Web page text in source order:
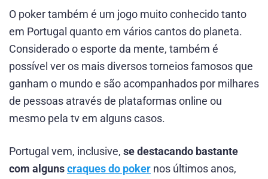
O poker também é um jogo muito conhecido tanto
em Portugal quanto em vários cantos do planeta.
Considerado o esporte da mente, também é
possível ver os mais diversos torneios famosos que
ganham o mundo e são acompanhados por milhares
de pessoas através de plataformas online ou
mesmo pela tv em alguns casos.
Portugal vem, inclusive, se destacando bastante
com alguns craques do poker nos últimos anos,